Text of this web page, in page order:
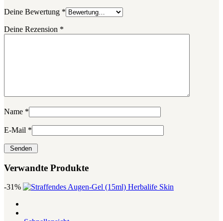
Deine Bewertung *
Deine Rezension *
Name *
E-Mail *
Verwandte Produkte
-31%